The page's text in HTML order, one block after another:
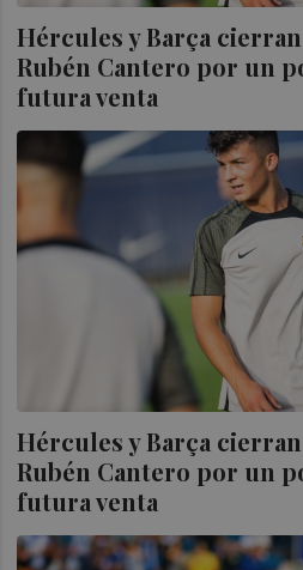
Hércules y Barça
Rubén Cantero por un
futura venta
Hércules y Barça
Rubén Cantero por un
futura venta